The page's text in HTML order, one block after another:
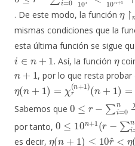
. De este modo, la función
η ↾
mismas condiciones que la
esta última función se sigue
i
. Así, la función
n +1
, por lo que resta probar
( n 1 ) = +1)(n+ ) a
Sabemos que
∑ =0nχ
i (n+
por tanto,
0 n+ 1 r −∑i=0n
es decir,
η ( +1 ≤ r^< (n+